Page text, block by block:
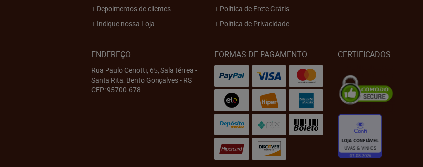
Depoimentos de clientes
Indique nossa Loja
Politica de Frete Grátis
Política de Privacidade
ENDEREÇO
Rua Paulo Ceriotti, 65, Sala térrea -
Santa Rita, Bento Gonçalves- RS
CEP: 95700-678
FORMAS DE PAGAMENTO CERTIFICADOS